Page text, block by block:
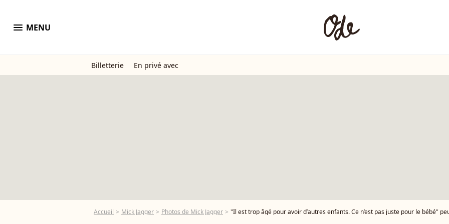
menu MENU
Billetterie En privé avec
Accueil Mick Jagger Photos de Mick Jagger "Il est trop âgé pour avoir d’autres enfants. Ce n’est pas juste pour le bébé" peut-on notamment lire. Est-ce qu'un 9e bébé Jagger verra le jour ? La question se pose. Mick Jagger - Photocall du